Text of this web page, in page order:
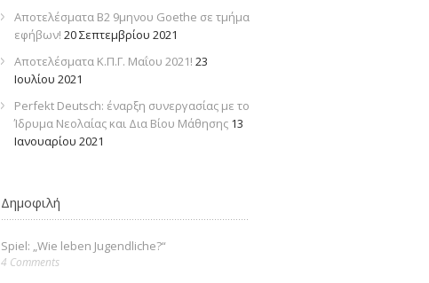
Αποτελέσματα Β2 9μηνου Goethe σε τμήμα
εφήβων! 20 Σεπτεμβρίου 2021
Αποτελέσματα Κ.Π.Γ. Μαΐου 2021! 23
Ιουλίου 2021
Perfekt Deutsch: έναρξη συνεργασίας με το
Ίδρυμα Νεολαίας και Δια Βίου Μάθησης 13
Ιανουαρίου 2021
Δημοφιλή
Spiel: „Wie leben Jugendliche?“
4 Comments